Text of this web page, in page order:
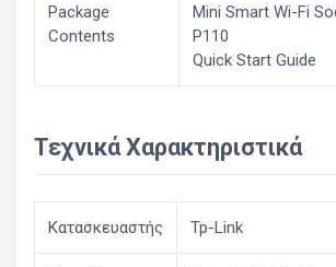
Package
Contents
Mini Smart Wi-Fi
P110
Quick Start Guide
Τεχνικά Χαρακτηριστικά
Κατασκευαστής Tp-Link